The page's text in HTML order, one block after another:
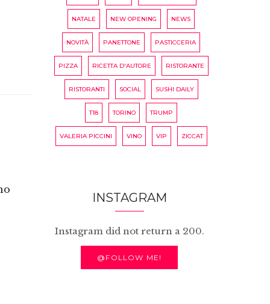
NATALE NEW OPENING NEWS
NOVITÀ PANETTONE PASTICCERIA
PIZZA RICETTA D'AUTORE RISTORANTE
RISTORANTI SOCIAL SUSHI DAILY
T18 TORINO TRUMP
VALERIA PICCINI VINO VIP ZICCAT
INSTAGRAM
Instagram did not return a 200.
@FOLLOW ME!